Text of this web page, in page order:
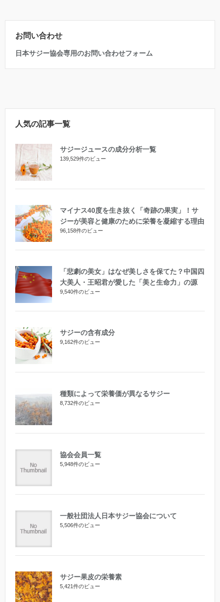
お問い合わせ
日本サジー協会専用のお問い合わせフォーム
人気の記事一覧
サジージュースの成分分析一覧
139,529件のビュー
マイナス40度を生き抜く「奇跡の果実」！サ
ジーが美容と健康のために栄養を凝縮する理由
96,158件のビュー
「悲劇の美女」はなぜ美しさを保てた？中国四
大美人・王昭君が愛した「美と生命力」の源
9,540件のビュー
サジーの含有成分
9,162件のビュー
種類によって栄養価が異なるサジー
8,732件のビュー
協会会員一覧
5,948件のビュー
一般社団法人日本サジー協会について
5,506件のビュー
サジー果皮の栄養素
5,421件のビュー